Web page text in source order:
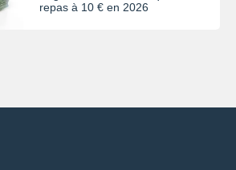
repas à 10 € en 2026